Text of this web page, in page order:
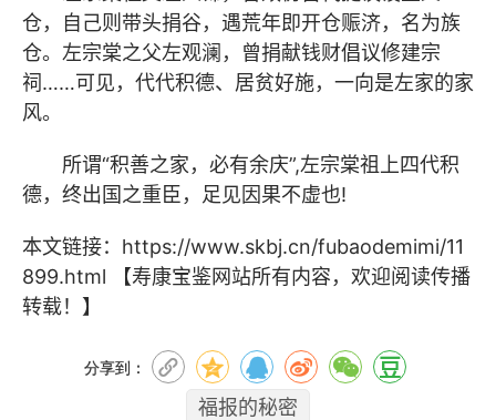
仓，自己则带头捐谷，遇荒年即开仓赈济，名为族
仓。左宗棠之父左观澜，曾捐献钱财倡议修建宗
祠……可见，代代积德、居贫好施，一向是左家的家
风。
所谓“积善之家，必有余庆”,左宗棠祖上四代积
德，终出国之重臣，足见因果不虚也!
本文链接： https://www.skbj.cn/fubaodemimi/11
899.html 【寿康宝鉴网站所有内容，欢迎阅读传播
转载！】
分享到：
福报的秘密